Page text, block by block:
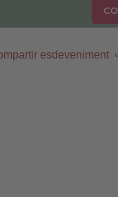
esdeveniment